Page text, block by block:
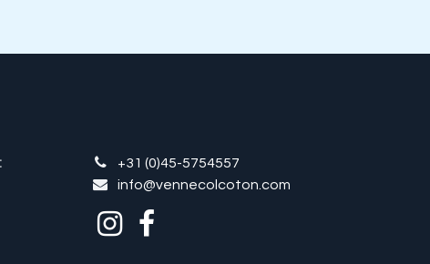
+31 (0)45-5754557
info@vennecolcoton.com